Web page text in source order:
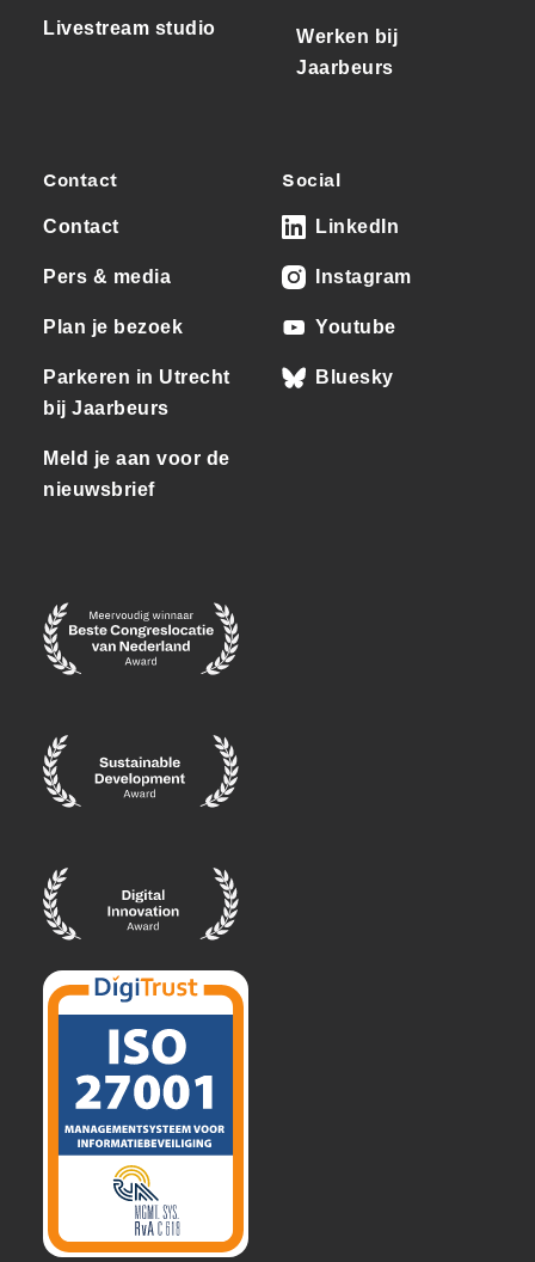
Livestream studio
Werken bij
Jaarbeurs
Contact
Contact
Pers & media
Plan je bezoek
Parkeren in Utrecht
bij Jaarbeurs
Meld je aan voor de
nieuwsbrief
Social
LinkedIn
Instagram
Youtube
Bluesky